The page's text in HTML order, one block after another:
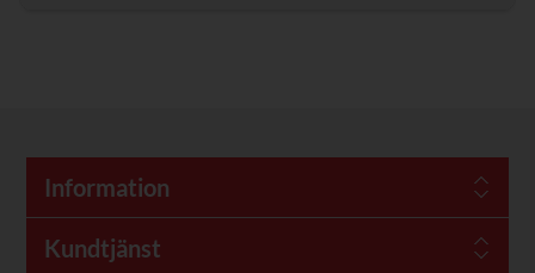
Information
Kundtjänst